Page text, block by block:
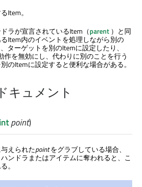
Item。
ラが宣言されているItem（parent ）と同
Item内のイベントを処理しながら別の
ターゲットを別のItemに設定したり、
作を無効にし、代わりに別のことを行う
のItemに設定すると便利な場合がある。
キュメント
point)
えられたpointをグラブしている場合、
ンドラまたはアイテムに奪われると、こ
。